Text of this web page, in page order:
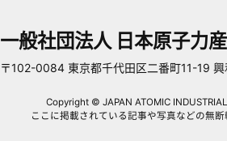
一般社団法人 日本原子力
〒102-0084 東京都千代田区二番町11-19
Copyright © JAPAN ATOMIC
ここに掲載されている記事や写真などの無断